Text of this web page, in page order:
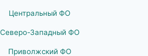
Центральный ФО
Северо-Западный ФО
Приволжский ФО